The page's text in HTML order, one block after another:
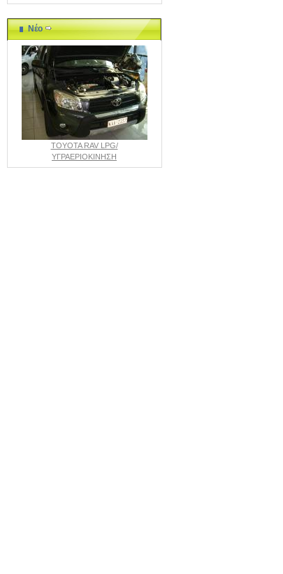
Νέο
TOYOTA RAV LPG/
ΥΓΡΑΕΡΙΟΚΙΝΗΣΗ